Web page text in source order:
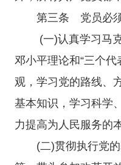
第三条 党员必
(一)认真学习马
邓小平理论和“三个
观，学习党的路线、
基本知识，学习科学
力提高为人民服务的
(二)贯彻执行党